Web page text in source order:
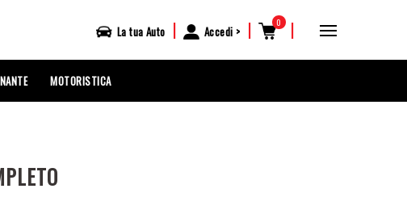
La tua Auto | Accedi | 0 |
MOTORISTICA